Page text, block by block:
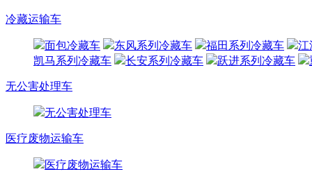
冷藏运输车
面包冷藏车 东风系列冷藏车 福田系列冷藏车
江
凯马系列冷藏车
长安系列冷藏车 跃进系列冷藏车
无公害处理车
无公害处理车
医疗废物运输车
医疗废物运输车